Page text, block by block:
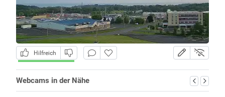
Hilfreich
Webcams in der Nähe